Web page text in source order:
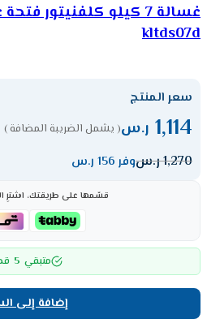
غسالة 7 كيلو كلفنيتور
kltds07d
سعر المنتج
1,114 ر.س( يشمل الضريبة المضافة )
1,270ر.سوفر 156 ر.س
قسّمها على طريقتك، اشترِ
متبقي 5
إضافة إلى